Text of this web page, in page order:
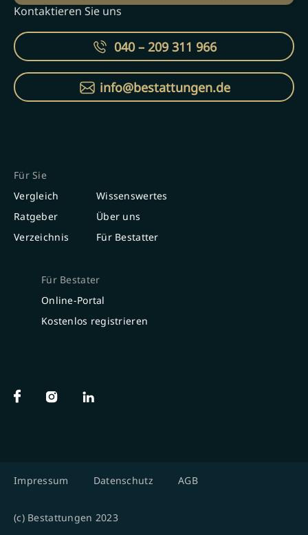
Kontaktieren Sie uns
040 – 209 311 966
info@bestattungen.de
Für Sie
Vergleich
Ratgeber
Verzeichnis
Wissenswertes
Über uns
Für Bestatter
Für Bestater
Online-Portal
Kostenlos registrieren
Impressum Datenschutz AGB
(c) Bestattungen 2023